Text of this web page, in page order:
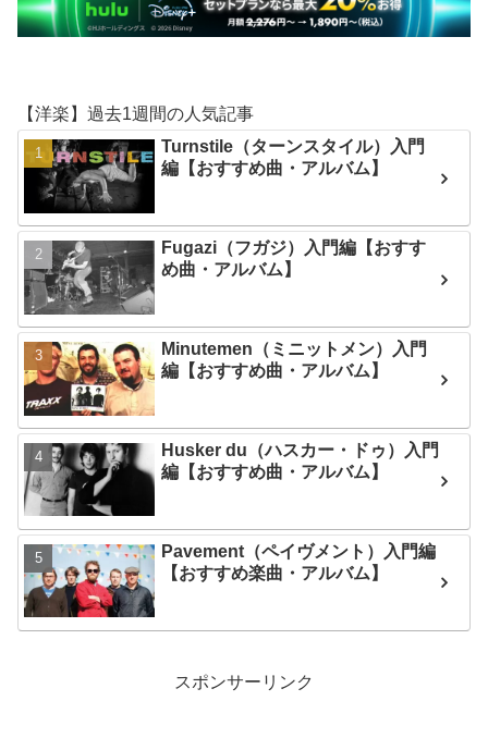
【洋楽】過去1週間の人気記事
Turnstile（ターンスタイル）入門
編【おすすめ曲・アルバム】
Fugazi（フガジ）入門編【おすす
め曲・アルバム】
Minutemen（ミニットメン）入門
編【おすすめ曲・アルバム】
Husker du（ハスカー・ドゥ）入門
編【おすすめ曲・アルバム】
Pavement（ペイヴメント）入門編
【おすすめ楽曲・アルバム】
スポンサーリンク